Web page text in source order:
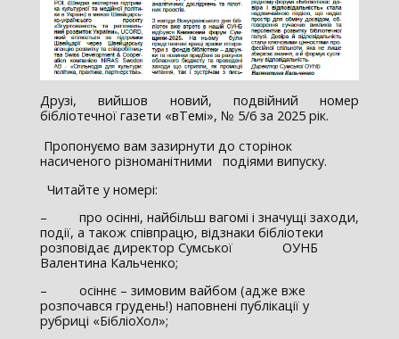
Друзі, вийшов новий, подвійний номер
бібліотечної газети «вТемі», № 5/6 за 2025 рік.
Пропонуємо вам зазирнути до сторінок
насиченого різноманітними подіями випуску.
Читайте у номері:
– про осінні, найбільш вагомі і значущі заходи,
події, а також співпрацю, відзнаки бібліотеки
розповідає директор Сумської ОУНБ
Валентина Кальченко;
– осіннє – зимовим вайбом (адже вже
розпочався грудень!) наповнені публікації у
рубриці «БібліоХол»;